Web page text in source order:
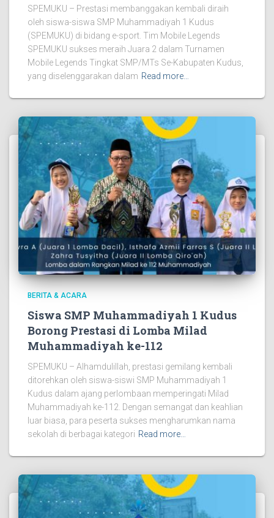
SPEMUKU – Prestasi membanggakan kembali diraih
oleh siswa-siswa SMP Muhammadiyah 1 Kudus
(SPEMUKU) di bidang e-sport. Tim Mobile Legends
SPEMUKU sukses meraih Juara 2 dalam Turnamen
Mobile Legends Tingkat SMP/MTs Se-Kabupaten Kudus,
yang diselenggarakan dalam Read more…
BERITA & ACARA
Siswa SMP Muhammadiyah 1 Kudus
Borong Prestasi di Lomba Milad
Muhammadiyah ke-112
SPEMUKU – Alhamdulillah, prestasi gemilang kembali
ditorehkan oleh siswa-siswi SMP Muhammadiyah 1
Kudus dalam ajang perlombaan memperingati Milad
Muhammadiyah ke-112. Dengan semangat dan keahlian
luar biasa, para peserta sukses mengharumkan nama
sekolah di berbagai kategori Read more…